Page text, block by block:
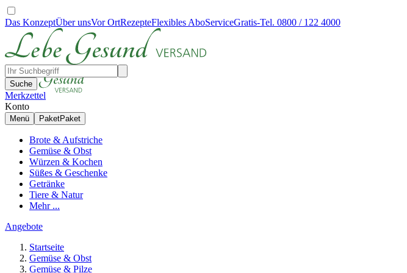
Das KonzeptÜber unsVor OrtRezepteFlexibles AboServiceGratis-Tel. 0800 / 122 4000
Suche
Merkzettel
Konto
Menü PaketPaket
Brote & Aufstriche
Gemüse & Obst
Würzen & Kochen
Süßes & Geschenke
Getränke
Tiere & Natur
Mehr ...
Angebote
Startseite
Gemüse & Obst
Gemüse & Pilze